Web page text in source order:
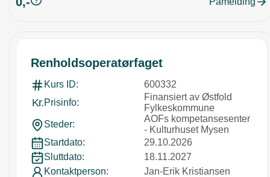
Renholdsoperatørfaget
Kurs ID: 600332
Kr. Prisinfo:
Finansiert av Østfold
Fylkeskommune
Steder:
AOFs kompetansesenter
- Kulturhuset Mysen
Startdato:
29.10.2026
Sluttdato:
18.11.2027
Kontaktperson:
Jan-Erik Kristiansen